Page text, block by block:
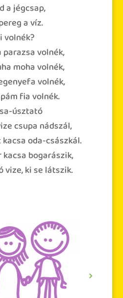
a jégcsap,
a víz.
volnék?
volnék,
moha volnék,
volnék,
fia volnék.
úsztató
csupa nádszál,
oda-császkál.
bogarászik,
vize, ki se látszik.